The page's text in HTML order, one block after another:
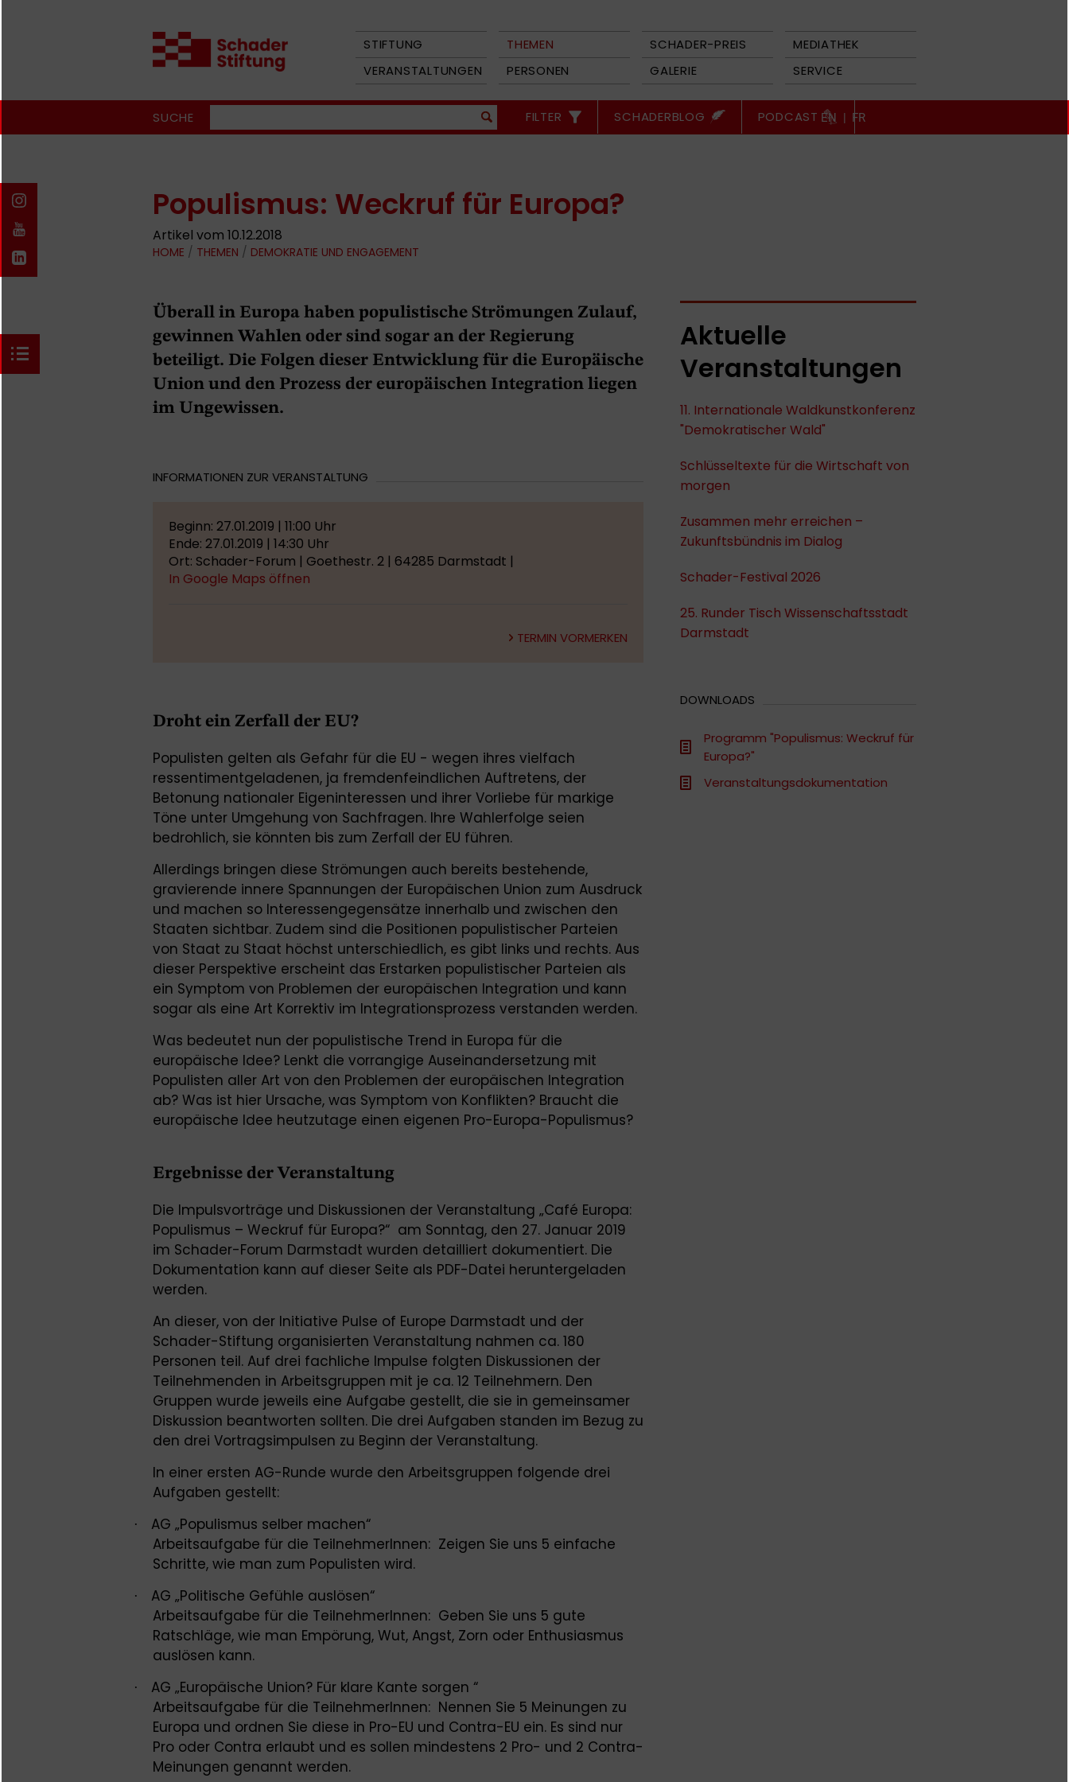
STIFTUNG THEMEN SCHADER-PREIS
MEDIATHEK
VERANSTALTUNGEN
PERSONEN GALERIE SERVICE
SUCHE FILTER SCHADERBLOG PODCAST EN | FR
Populismus: Weckruf für Europa?
Artikel vom 10.12.2018
HOME / THEMEN / DEMOKRATIE UND ENGAGEMENT
Überall in Europa haben populistische Strömungen Zulauf,
gewinnen Wahlen oder sind sogar an der Regierung
beteiligt. Die Folgen dieser Entwicklung für die Europäische
Union und den Prozess der europäischen Integration liegen
im Ungewissen.
INFORMATIONEN ZUR VERANSTALTUNG
Beginn: 27.01.2019 | 11:00 Uhr
Ende: 27.01.2019 | 14:30 Uhr
Ort: Schader-Forum | Goethestr. 2 | 64285 Darmstadt |
In Google Maps öffnen
TERMIN VORMERKEN
Droht ein Zerfall der EU?
Populisten gelten als Gefahr für die EU - wegen ihres vielfach
ressentimentgeladenen, ja fremdenfeindlichen Auftretens, der
Betonung nationaler Eigeninteressen und ihrer Vorliebe für markige
Töne unter Umgehung von Sachfragen. Ihre Wahlerfolge seien
bedrohlich, sie könnten bis zum Zerfall der EU führen.
Allerdings bringen diese Strömungen auch bereits bestehende,
gravierende innere Spannungen der Europäischen Union zum Ausdruck
und machen so Interessengegensätze innerhalb und zwischen den
Staaten sichtbar. Zudem sind die Positionen populistischer Parteien
von Staat zu Staat höchst unterschiedlich, es gibt links und rechts. Aus
dieser Perspektive erscheint das Erstarken populistischer Parteien als
ein Symptom von Problemen der europäischen Integration und kann
sogar als eine Art Korrektiv im Integrationsprozess verstanden werden.
Was bedeutet nun der populistische Trend in Europa für die
europäische Idee? Lenkt die vorrangige Auseinandersetzung mit
Populisten aller Art von den Problemen der europäischen Integration
ab? Was ist hier Ursache, was Symptom von Konflikten? Braucht die
europäische Idee heutzutage einen eigenen Pro-Europa-Populismus?
Ergebnisse der Veranstaltung
Die Impulsvorträge und Diskussionen der Veranstaltung „Café Europa:
Populismus – Weckruf für Europa?“ am Sonntag, den 27. Januar 2019
im Schader-Forum Darmstadt wurden detailliert dokumentiert. Die
Dokumentation kann auf dieser Seite als PDF-Datei heruntergeladen
werden.
An dieser, von der Initiative Pulse of Europe Darmstadt und der
Schader-Stiftung organisierten Veranstaltung nahmen ca. 180
Personen teil. Auf drei fachliche Impulse folgten Diskussionen der
Teilnehmenden in Arbeitsgruppen mit je ca. 12 Teilnehmern. Den
Gruppen wurde jeweils eine Aufgabe gestellt, die sie in gemeinsamer
Diskussion beantworten sollten. Die drei Aufgaben standen im Bezug zu
den drei Vortragsimpulsen zu Beginn der Veranstaltung.
In einer ersten AG-Runde wurde den Arbeitsgruppen folgende drei
Aufgaben gestellt:
·
AG „Populismus selber machen“
Arbeitsaufgabe für die TeilnehmerInnen: Zeigen Sie uns 5 einfache
Schritte, wie man zum Populisten wird.
·
AG „Politische Gefühle auslösen“
Arbeitsaufgabe für die TeilnehmerInnen: Geben Sie uns 5 gute
Ratschläge, wie man Empörung, Wut, Angst, Zorn oder Enthusiasmus
auslösen kann.
·
AG „Europäische Union? Für klare Kante sorgen “
Arbeitsaufgabe für die TeilnehmerInnen: Nennen Sie 5 Meinungen zu
Europa und ordnen Sie diese in Pro-EU und Contra-EU ein. Es sind nur
Pro oder Contra erlaubt und es sollen mindestens 2 Pro- und 2 Contra-
Meinungen genannt werden.
Aktuelle
Veranstaltungen
11. Internationale Waldkunstkonferenz
"Demokratischer Wald"
Schlüsseltexte für die Wirtschaft von
morgen
Zusammen mehr erreichen –
Zukunftsbündnis im Dialog
Schader-Festival 2026
25. Runder Tisch Wissenschaftsstadt
Darmstadt
DOWNLOADS
Programm "Populismus: Weckruf für
Europa?"
Veranstaltungsdokumentation